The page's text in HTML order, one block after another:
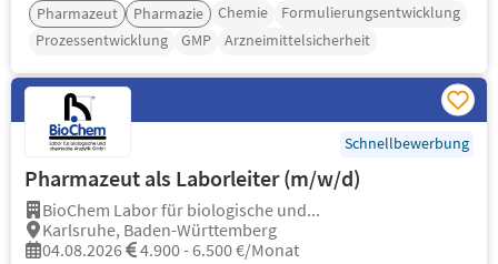
Pharmazeut Pharmazie Chemie
Formulierungsentwicklung
Prozessentwicklung
GMP Arzneimittelsicherheit
Schnellbewerbung
Pharmazeut als Laborleiter (m/w/d)
BioChem Labor für biologische und...
Karlsruhe, Baden-Württemberg
04.08.2026
4.900 - 6.500 €/Monat